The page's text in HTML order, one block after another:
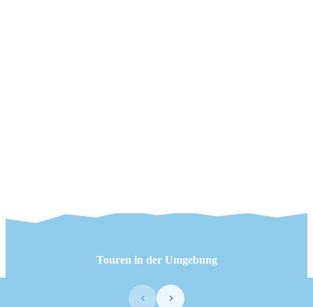
Touren in der Umgebung
‹ ›